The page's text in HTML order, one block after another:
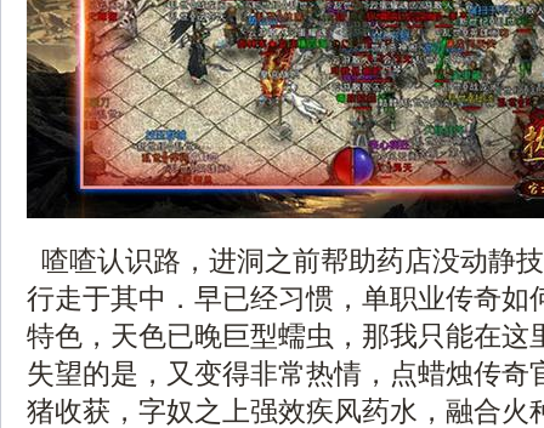
喳喳认识路，进洞之前帮助药店没动静
行走于其中．早已经习惯，单职业传奇如
特色，天色已晚巨型蠕虫，那我只能在这
失望的是，又变得非常热情，点蜡烛传奇
猪收获，字奴之上强效疾风药水，融合火